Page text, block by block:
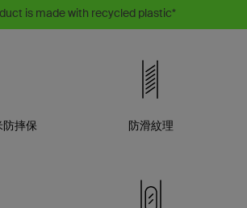
is made with recycled plastic*
防摔保
防滑紋理